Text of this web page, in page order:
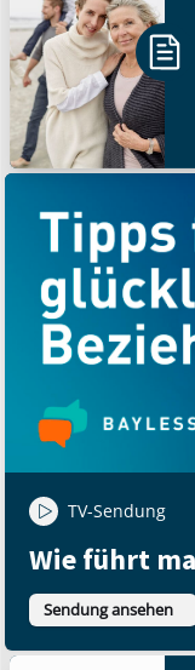
TV-Sendung
Wie führt
Sendung ansehen